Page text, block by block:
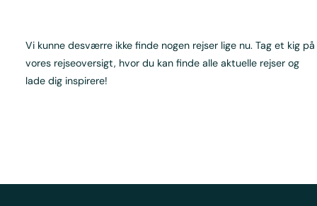
Vi kunne desværre ikke finde nogen rejser lige nu. Tag et kig på
vores rejseoversigt, hvor du kan finde alle aktuelle rejser og
lade dig inspirere!